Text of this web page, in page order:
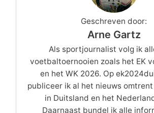
Geschreven door:
Arne Gartz
Als sportjournalist volg ik
voetbaltoernooien zoals het EK
en het WK 2026. Op
publiceer ik al het nieuws
in Duitsland en het
Daarnaast bundel ik alle